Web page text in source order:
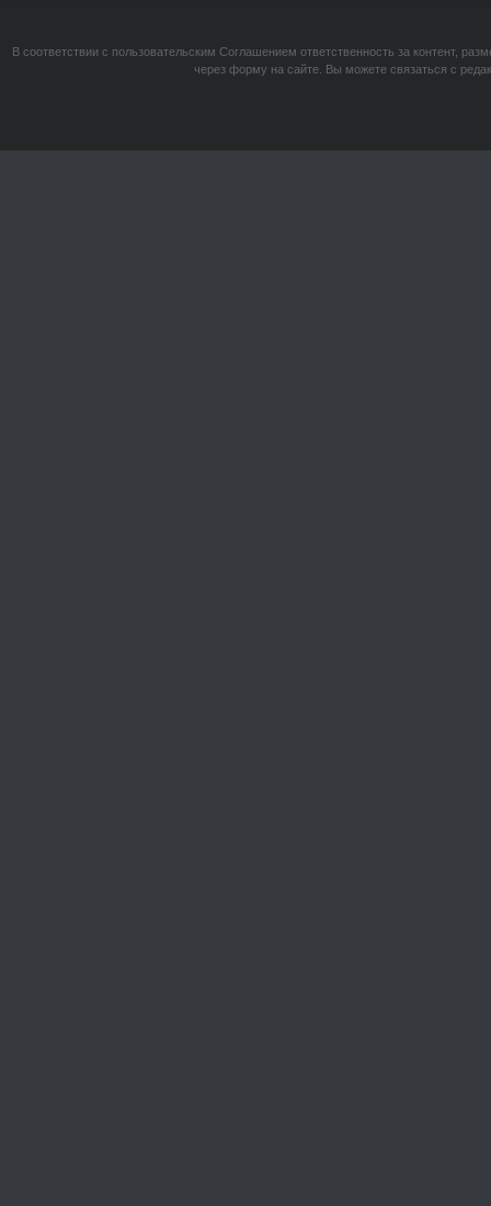
В соответствии с пользовательским Соглашением ответственность за контент,
через форму на сайте. Вы можете связаться с